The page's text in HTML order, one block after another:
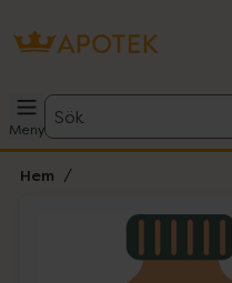
Meny
Sök
Hem
Lista: .